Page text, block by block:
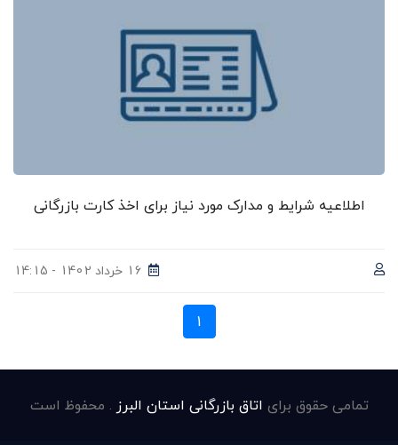
اطلاعیه شرایط و مدارک مورد نیاز برای اخذ کارت بازرگانی
16 خرداد 1402 - 14:15
1
تمامی حقوق برای اتاق بازرگانی استان البرز . محفوظ است